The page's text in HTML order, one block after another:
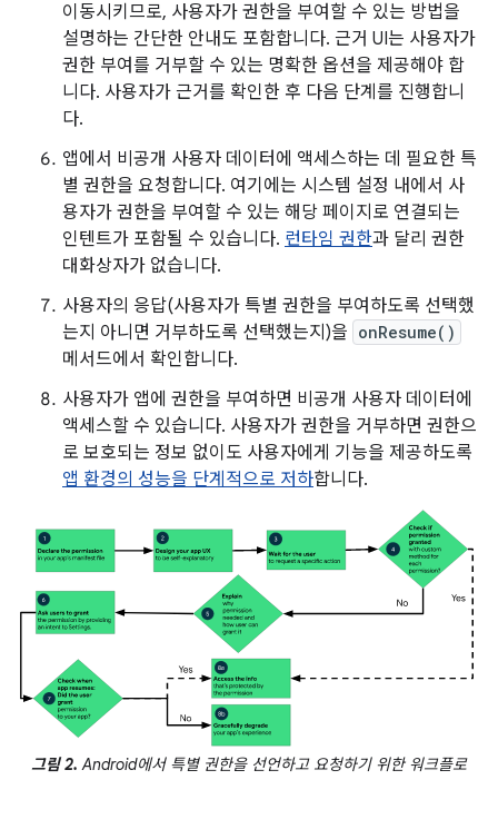
이동시키므로, 사용자가 권한을 부여할 수 있는 방법을
설명하는 간단한 안내도 포함합니다. 근거 UI는 사용자가
권한 부여를 거부할 수 있는 명확한 옵션을 제공해야 합
니다. 사용자가 근거를 확인한 후 다음 단계를 진행합니
다.
앱에서 비공개 사용자 데이터에 액세스하는 데 필요한 특
별 권한을 요청합니다. 여기에는 시스템 설정 내에서 사
용자가 권한을 부여할 수 있는 해당 페이지로 연결되는
인텐트가 포함될 수 있습니다. 런타임 권한과 달리 권한
대화상자가 없습니다.
사용자의 응답(사용자가 특별 권한을 부여하도록 선택했
는지 아니면 거부하도록 선택했는지)을 onResume()
메서드에서 확인합니다.
사용자가 앱에 권한을 부여하면 비공개 사용자 데이터에
액세스할 수 있습니다. 사용자가 권한을 거부하면 권한으
로 보호되는 정보 없이도 사용자에게 기능을 제공하도록
앱 환경의 성능을 단계적으로 저하합니다.
그림 2. Android에서 특별 권한을 선언하고 요청하기 위한 워크플로